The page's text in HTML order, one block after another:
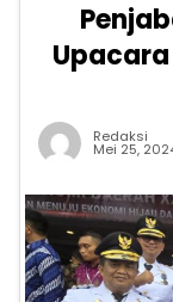
Redaksi
Mei 25,